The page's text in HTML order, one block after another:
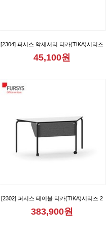
[2304] 퍼시스 악세서리 티카(TIKA)시리즈
2인용 가림판 [CGR1012M]
45,100원
[2302] 퍼시스 테이블 티카(TIKA)시리즈 2
인용 다목적 사다리꼴 테이블(가림판형)
[CGR015B]
383,900원